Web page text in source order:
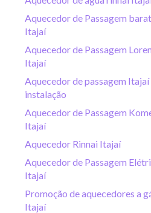
Aquecedor de Passagem
Itajaí
Aquecedor de Passagem
Itajaí
Aquecedor de passagem Itajaí
instalação
Aquecedor de Passagem
Itajaí
Aquecedor Rinnai Itajaí
Aquecedor de Passagem
Itajaí
Promoção de aquecedores a
Itajaí